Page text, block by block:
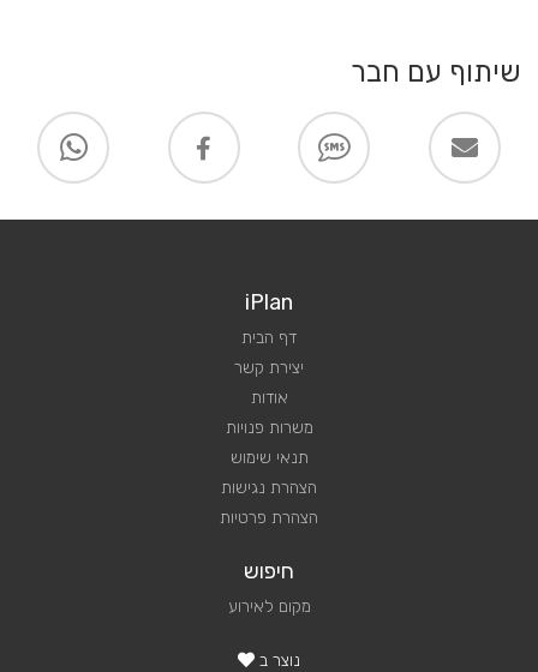
שיתוף עם חבר
iPlan
דף הבית
יצירת קשר
אודות
משרות פנויות
תנאי שימוש
הצהרת נגישות
הצהרת פרטיות
חיפוש
מקום לאירוע
נוצר ב